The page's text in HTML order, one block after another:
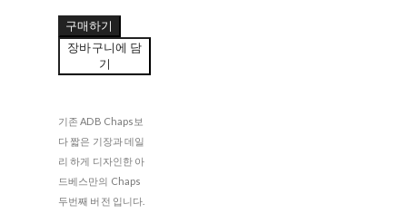
구매하기
장바구니에 담
기
기존 ADB Chaps보
다 짧은 기장과 데일
리 하게 디자인한 아
드베스만의 Chaps
두번째 버전 입니다.